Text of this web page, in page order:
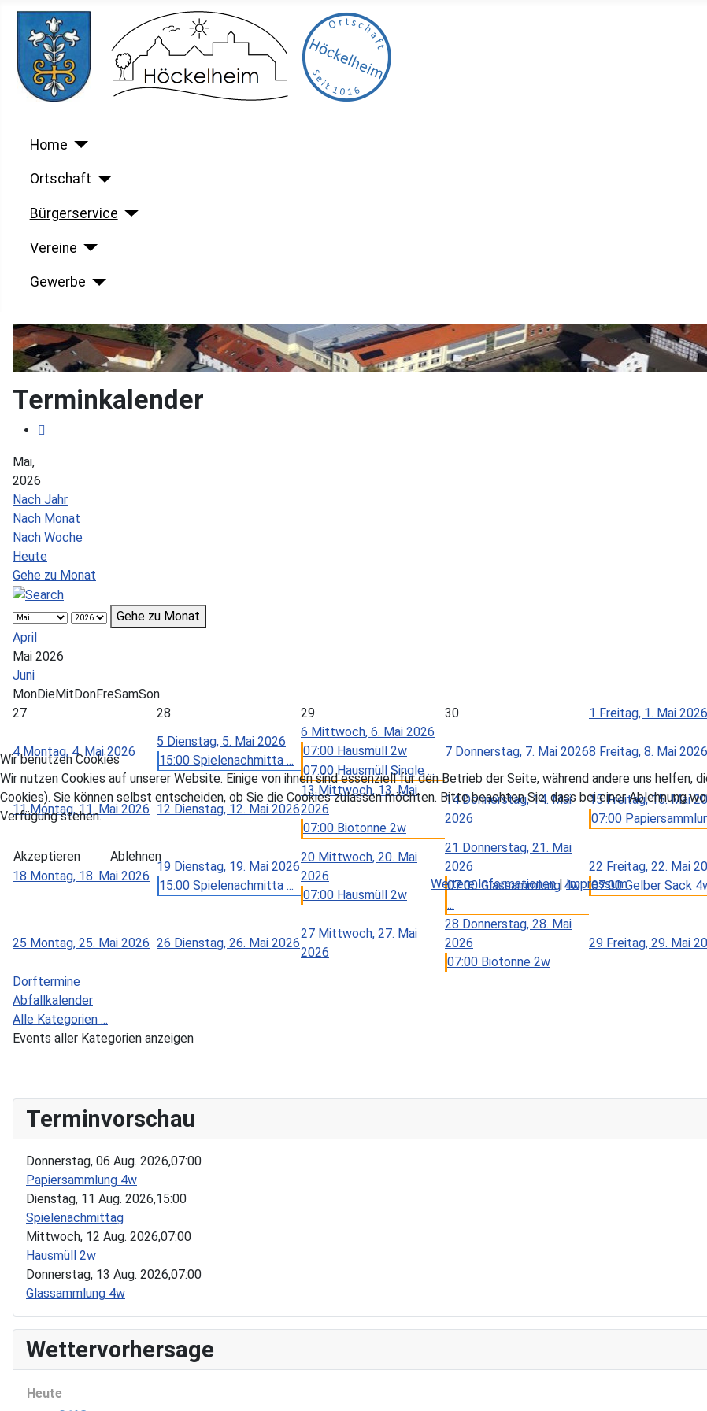
Home
Ortschaft
Bürgerservice
Vereine
Gewerbe
Terminkalender
Mai,
2026
Nach Jahr
Nach Monat
Nach Woche
Heute
Gehe zu Monat
Gehe zu Monat
April
Mai 2026
Juni
MonDieMitDonFreSamSon
27
28 29 30 1 Freitag, 1. Mai 2026
4 Montag, 4. Mai 2026
5 Dienstag, 5. Mai 2026
15:00 Spielenachmitta ...
6 Mittwoch, 6. Mai 2026
07:00 Hausmüll 2w
07:00 Hausmüll Single ...
7 Donnerstag, 7. Mai 20268 Freitag, 8. Mai 2026
11 Montag, 11. Mai 2026 12 Dienstag, 12. Mai 2026
13 Mittwoch, 13. Mai
2026
07:00 Biotonne 2w
14 Donnerstag, 14. Mai
2026
15 Freitag, 15. Mai
07:00
18 Montag, 18. Mai 2026
19 Dienstag, 19. Mai 2026
15:00 Spielenachmitta ...
20 Mittwoch, 20. Mai
2026
07:00 Hausmüll 2w
21 Donnerstag, 21. Mai
2026
07:00 Glassammlung 4w
...
22 Freitag, 22. Mai
07:00 Gelber Sack
25 Montag, 25. Mai 2026 26 Dienstag, 26. Mai 2026
27 Mittwoch, 27. Mai
2026
28 Donnerstag, 28. Mai
2026
07:00 Biotonne 2w
29 Freitag, 29. Mai
Dorftermine
Abfallkalender
Alle Kategorien ...
Events aller Kategorien anzeigen
Terminvorschau
Donnerstag, 06 Aug. 2026,07:00
Papiersammlung 4w
Dienstag, 11 Aug. 2026,15:00
Spielenachmittag
Mittwoch, 12 Aug. 2026,07:00
Hausmüll 2w
Donnerstag, 13 Aug. 2026,07:00
Glassammlung 4w
Wettervorhersage
Heute
Wir benutzen Cookies
Wir nutzen Cookies auf unserer Website. Einige von ihnen sind essenziell für den Betrieb der Seite, während andere uns helfen,
Cookies). Sie können selbst entscheiden, ob Sie die Cookies zulassen möchten. Bitte beachten Sie, dass bei einer Ablehnung
Verfügung stehen.
Akzeptieren
Ablehnen
Weitere Informationen|Impressum